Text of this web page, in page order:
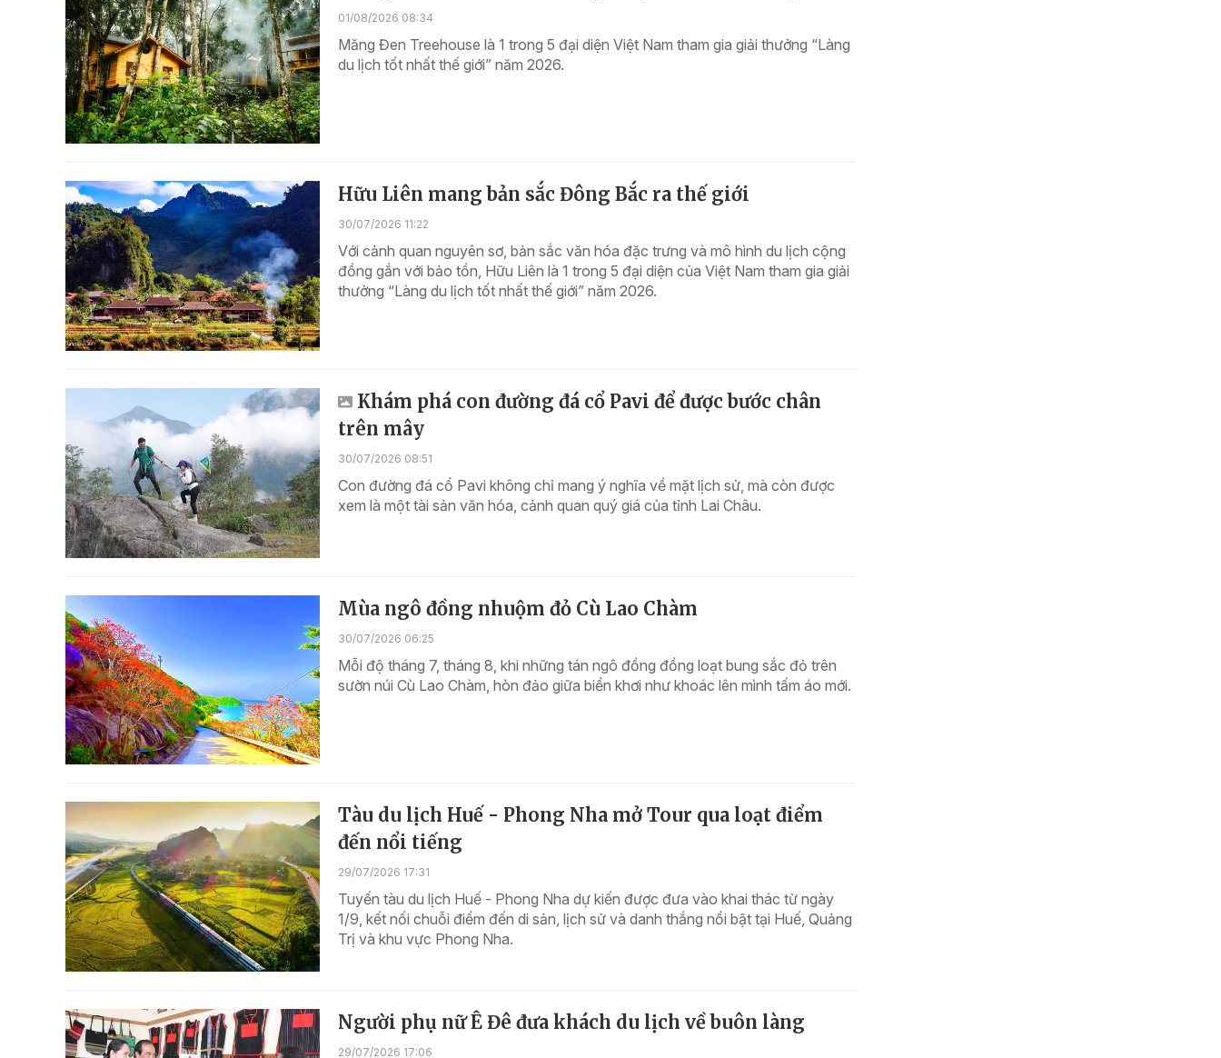
01/08/2026 08:34
Măng Đen Treehouse là 1 trong 5 đại diện Việt Nam tham gia giải thưởng “Làng
du lịch tốt nhất thế giới” năm 2026.
Hữu Liên mang bản sắc Đông Bắc ra thế giới
30/07/2026 11:22
Với cảnh quan nguyên sơ, bản sắc văn hóa đặc trưng và mô hình du lịch cộng
đồng gắn với bảo tồn, Hữu Liên là 1 trong 5 đại diện của Việt Nam tham gia giải
thưởng “Làng du lịch tốt nhất thế giới” năm 2026.
Khám phá con đường đá cổ Pavi để được bước chân
trên mây
30/07/2026 08:51
Con đường đá cổ Pavi không chỉ mang ý nghĩa về mặt lịch sử, mà còn được
xem là một tài sản văn hóa, cảnh quan quý giá của tỉnh Lai Châu.
Mùa ngô đồng nhuộm đỏ Cù Lao Chàm
30/07/2026 06:25
Mỗi độ tháng 7, tháng 8, khi những tán ngô đồng đồng loạt bung sắc đỏ trên
sườn núi Cù Lao Chàm, hòn đảo giữa biển khơi như khoác lên mình tấm áo mới.
Tàu du lịch Huế - Phong Nha mở Tour qua loạt điểm
đến nổi tiếng
29/07/2026 17:31
Tuyến tàu du lịch Huế - Phong Nha dự kiến được đưa vào khai thác từ ngày
1/9, kết nối chuỗi điểm đến di sản, lịch sử và danh thắng nổi bật tại Huế, Quảng
Trị và khu vực Phong Nha.
Người phụ nữ Ê Đê đưa khách du lịch về buôn làng
29/07/2026 17:06